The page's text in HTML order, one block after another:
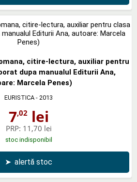
citire-lectura, auxiliar pentru
dupa manualul Editurii Ana,
Marcela Penes)
EURISTICA - 2013
7,02lei
PRP: 11,70 lei
stoc indisponibil
➤ alertă stoc